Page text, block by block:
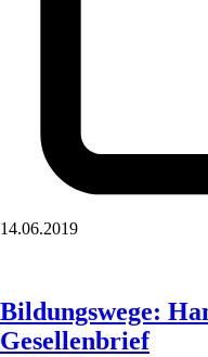
14.06.2019
Bildungswege:
Gesellenbrief